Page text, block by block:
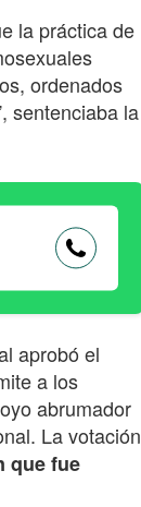
la práctica de
ordenados
sentenciaba la
aprobó el
a los
abrumador
La votación
que fue